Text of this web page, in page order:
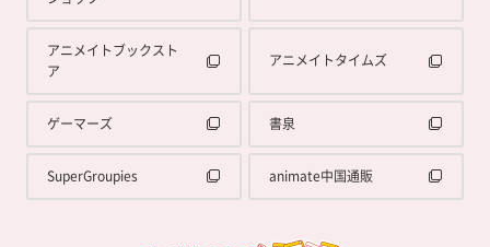
アニメイトブックスト
ア
アニメイトタイムズ
ゲーマーズ 書泉
SuperGroupies animate中国通販